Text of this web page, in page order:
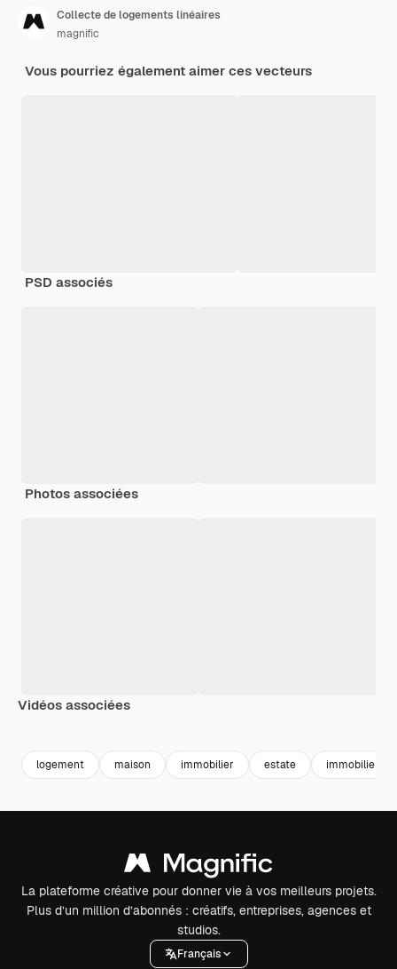
Collecte de logements linéaires
magnific
Vous pourriez également aimer ces vecteurs
PSD associés
Photos associées
Vidéos associées
logement maison immobilier estate immobilier
La plateforme créative pour donner vie à vos meilleurs projets.
Plus d’un million d’abonnés : créatifs, entreprises, agences et
studios.
Français